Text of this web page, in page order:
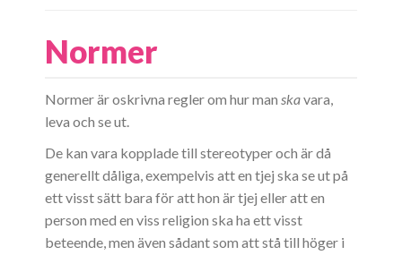
Normer
Normer är oskrivna regler om hur man skavara,
leva och se ut.
De kan vara kopplade till stereotyper och är då
generellt dåliga, exempelvis att en tjej ska se ut på
ett visst sätt bara för att hon är tjej eller att en
person med en viss religion ska ha ett visst
beteende, men även sådant som att stå till höger i